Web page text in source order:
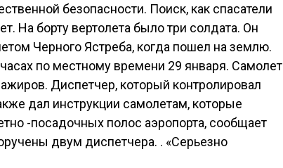
безопасности. Поиск, как спасатели
На борту вертолета было три солдата. Он
Черного Ястреба, когда пошел на землю.
по местному времени 29 января. Самолет
Диспетчер, который контролировал
дал инструкции самолетам, которые
-посадочных полос аэропорта, сообщает
двум диспетчера. . «Серьезно